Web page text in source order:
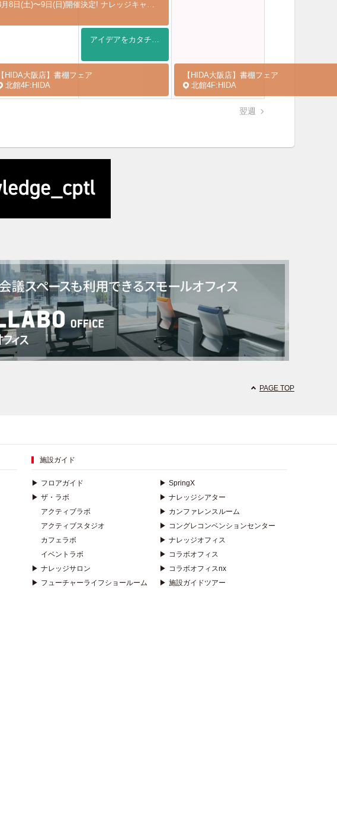
アイデアをカタチに！3Dものづくりチャレンジ (全4回)
【HIDA大阪店】書棚フェア
北館4F:HIDA
【HIDA大阪店】書棚フェア
北館4F:HIDA
翌週
PAGE TOP
施設ガイド
▶ フロアガイド
▶ ザ・ラボ
アクティブラボ
アクティブスタジオ
カフェラボ
イベントラボ
▶ ナレッジサロン
▶ フューチャーライフショールーム
▶ SpringX
▶ ナレッジシアター
▶ カンファレンスルーム
▶ コングレコンベンションセンター
▶ ナレッジオフィス
▶ コラボオフィス
▶ コラボオフィスnx
▶ 施設ガイドツアー